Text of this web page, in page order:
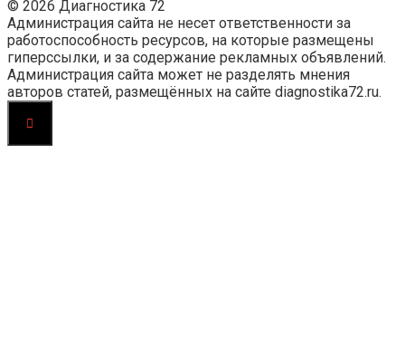
© 2026 Диагностика 72
Администрация сайта не несет ответственности за
работоспособность ресурсов, на которые размещены
гиперссылки, и за содержание рекламных объявлений.
Администрация сайта может не разделять мнения
авторов статей, размещённых на сайте diagnostika72.ru.